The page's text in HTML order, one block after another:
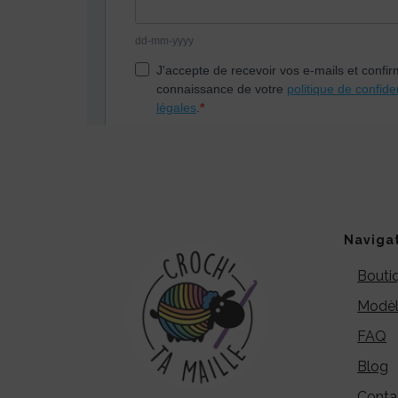
FAQ
Blog